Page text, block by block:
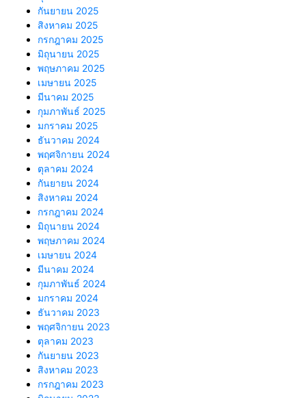
กันยายน 2025
สิงหาคม 2025
กรกฎาคม 2025
มิถุนายน 2025
พฤษภาคม 2025
เมษายน 2025
มีนาคม 2025
กุมภาพันธ์ 2025
มกราคม 2025
ธันวาคม 2024
พฤศจิกายน 2024
ตุลาคม 2024
กันยายน 2024
สิงหาคม 2024
กรกฎาคม 2024
มิถุนายน 2024
พฤษภาคม 2024
เมษายน 2024
มีนาคม 2024
กุมภาพันธ์ 2024
มกราคม 2024
ธันวาคม 2023
พฤศจิกายน 2023
ตุลาคม 2023
กันยายน 2023
สิงหาคม 2023
กรกฎาคม 2023